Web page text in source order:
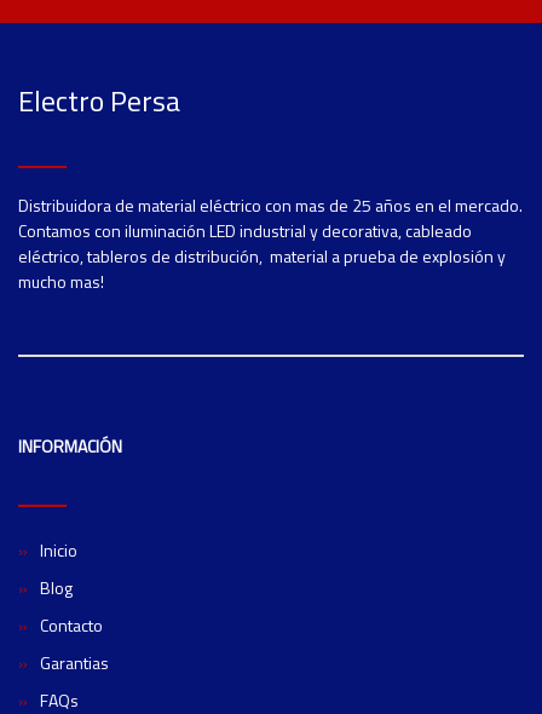
Electro Persa
Distribuidora de material eléctrico con mas de 25 años en el mercado.
Contamos con iluminación LED industrial y decorativa, cableado
eléctrico, tableros de distribución, material a prueba de explosión y
mucho mas!
INFORMACIÓN
Inicio
Blog
Contacto
Garantias
FAQs